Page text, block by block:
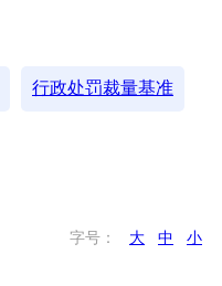
行政处罚裁量基准
字号： 大 中 小